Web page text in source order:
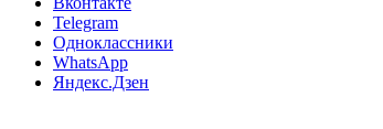
Telegram
Одноклассники
WhatsApp
Яндекс.Дзен